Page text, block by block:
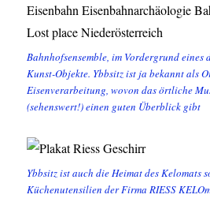
Bahnhofsensemble, im Vordergrund eines
Kunst-Objekte. Ybbsitz ist ja bekannt als
Eisenverarbeitung, wovon das örtliche
(sehenswert!) einen guten Überblick gibt
Ybbsitz ist auch die Heimat des Kelomats
Küchenutensilien der Firma RIESS